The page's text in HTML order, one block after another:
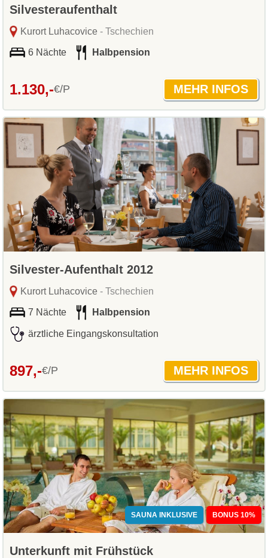
Silvesteraufenthalt
Kurort Luhacovice- Tschechien
6 Nächte Halbpension
1.130,-€/P
Silvester-Aufenthalt 2012
Kurort Luhacovice- Tschechien
7 Nächte Halbpension
ärztliche Eingangskonsultation
897,-€/P
SAUNA INKLUSIVE BONUS 10%
Unterkunft mit Frühstück